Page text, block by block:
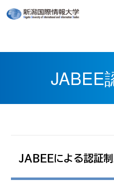
JABEE
JABEEによる認証